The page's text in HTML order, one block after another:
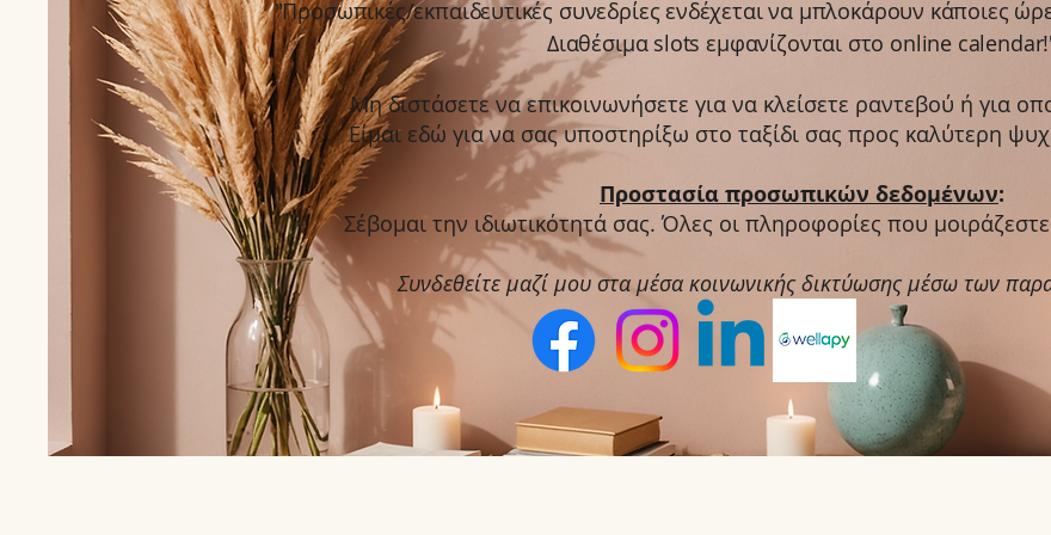
"Προσωπικές/εκπαιδευτικές συνεδρίες ενδέχεται να μπλοκάρουν κάποιες
Διαθέσιμα slots εμφανίζονται στο online
Μη διστάσετε να επικοινωνήσετε για να κλείσετε ραντεβού ή για
Είμαι εδώ για να σας υποστηρίξω στο ταξίδι σας προς καλύτερη
Προστασία προσωπικών δεδομένων:
Σέβομαι την ιδιωτικότητά σας.Όλες οι πληροφορίες που μοιράζεστε
Συνδεθείτε μαζί μου στα μέσα κοινωνικής δικτύωσης μέσω των